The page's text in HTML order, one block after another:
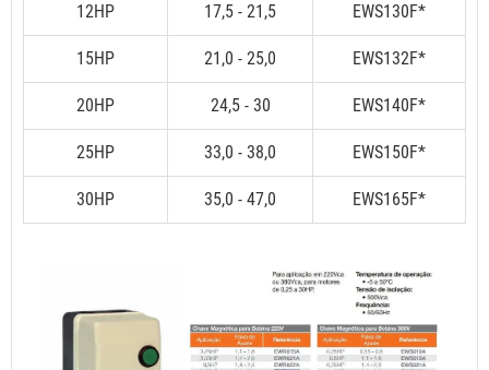
12HP 17,5 - 21,5 EWS130F*
15HP 21,0 - 25,0 EWS132F*
20HP 24,5 - 30 EWS140F*
25HP 33,0 - 38,0 EWS150F*
30HP 35,0 - 47,0 EWS165F*